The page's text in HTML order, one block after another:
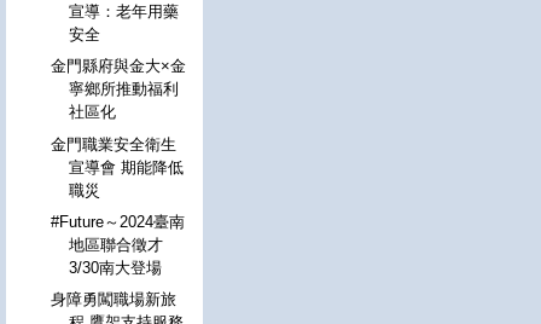
宣導：老年用藥
安全
金門縣府與金大×金
寧鄉所推動福利
社區化
金門職業安全衛生
宣導會 期能降低
職災
#Future～2024臺南
地區聯合徵才
3/30南大登場
身障勇闖職場新旅